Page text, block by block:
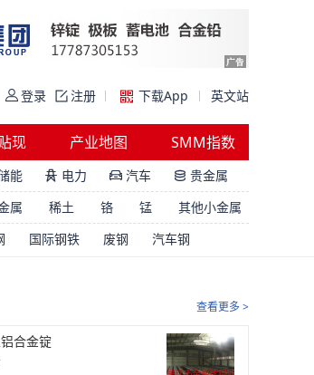
登录 注册 下载App 英文站
现 产业地图 SMM指数
能  电力  汽车  贵金属
属 稀土 铬 锰
其他小金属
国际钢铁 废钢 汽车钢
查看更多 >
合金锭